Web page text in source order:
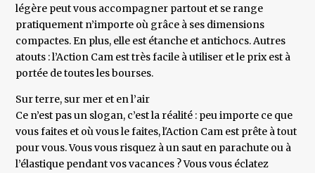
légère peut vous accompagner partout et se range
pratiquement n’importe où grâce à ses dimensions
compactes. En plus, elle est étanche et antichocs. Autres
atouts : l’Action Cam est très facile à utiliser et le prix est à
portée de toutes les bourses.
Sur terre, sur mer et en l’air
Ce n’est pas un slogan, c’est la réalité : peu importe ce que
vous faites et où vous le faites, l'Action Cam est prête à tout
pour vous. Vous vous risquez à un saut en parachute ou à
l’élastique pendant vos vacances ? Vous vous éclatez